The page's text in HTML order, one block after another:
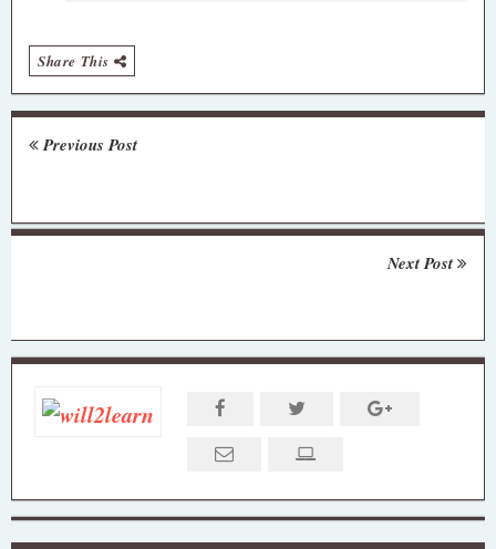
Share This
Previous Post
Next Post